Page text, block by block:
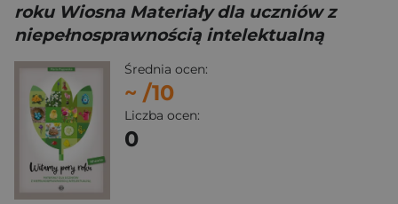
roku Wiosna Materiały dla uczniów z
niepełnosprawnością intelektualną
Średnia ocen:
~ /10
Liczba ocen:
0